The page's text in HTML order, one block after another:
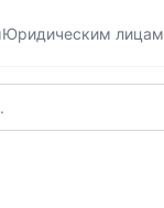
Юридическим лицам